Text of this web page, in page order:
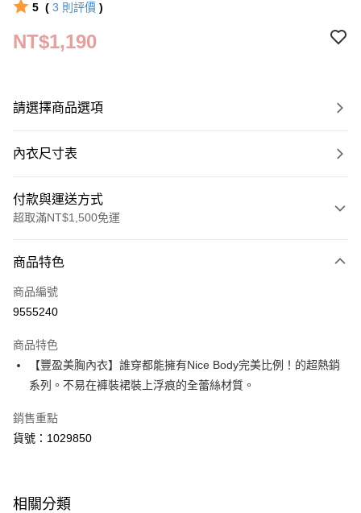
5 ( 3 則評價 )
NT$1,190
請選擇商品選項
內衣尺寸表
付款與運送方式
超取滿NT$1,500免運
信用卡一次付款
超商取貨付款
Apple Pay
全家取貨付款
每筆NT$80，滿NT$1,500(含以上)免運費
商品特色
商品編號
9555240
商品特色
【豐盈美胸內衣】誰穿都能擁有Nice Body完美比例！的超熱銷
系列。不易在褲裝裙裝上浮痕的全蕾絲材質。
銷售重點
貨號：1029850
相關分類